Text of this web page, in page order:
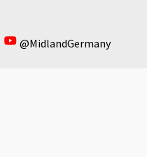
@MidlandGermany